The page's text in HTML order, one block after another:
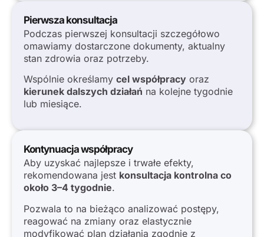
Pierwsza konsultacja
Podczas pierwszej konsultacji szczegółowo
omawiamy dostarczone dokumenty, aktualny
stan zdrowia oraz potrzeby.
Wspólnie określamy cel współpracy oraz
kierunek dalszych działań na kolejne tygodnie
lub miesiące.
Kontynuacja współpracy
Aby uzyskać najlepsze i trwałe efekty,
rekomendowana jest konsultacja kontrolna co
około 3–4 tygodnie.
Pozwala to na bieżąco analizować postępy,
reagować na zmiany oraz elastycznie
modyfikować plan działania zgodnie z